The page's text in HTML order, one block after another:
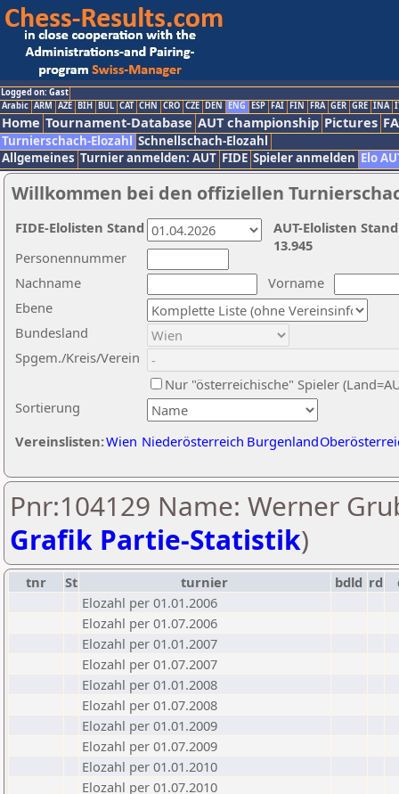
Logged on: Gast
Arabic ARM AZE BIH BUL CAT CHN CRO CZE DEN ENG ESP FAI FIN FRA GER GRE INA
Home Tournament-Database AUT championship Pictures
Turnierschach-Elozahl Schnellschach-Elozahl
Allgemeines Turnier anmelden: AUT FIDE Spieler anmelden Elo
Willkommen bei den offiziellen
Nachname
Vorname
Ebene
Sortierung
Personennummer
Bundesland
Spgem./Kreis/Verein
Nur "österreichische" Spieler
Vereinslisten:Wien Niederösterreich Burgenland
AUT-Elolisten
13.945
FIDE-Elolisten Stand
Pnr:104129 Name: Werner
Grafik Partie-Statistik)
tnr St turnier bdld rd
Elozahl per 01.01.2006
Elozahl per 01.07.2006
Elozahl per 01.01.2007
Elozahl per 01.07.2007
Elozahl per 01.01.2008
Elozahl per 01.07.2008
Elozahl per 01.01.2009
Elozahl per 01.07.2009
Elozahl per 01.01.2010
Elozahl per 01.07.2010